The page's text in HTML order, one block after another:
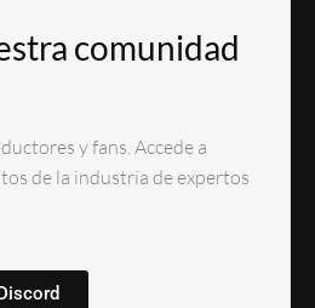
comunidad
y fans. Accede a
de la industria de expertos